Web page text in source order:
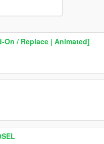
On / Replace | Animated]